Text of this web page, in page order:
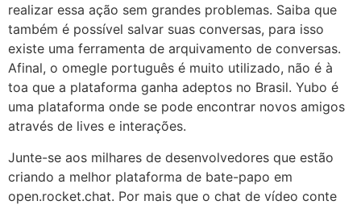
realizar essa ação sem grandes problemas. Saiba que
também é possível salvar suas conversas, para isso
existe uma ferramenta de arquivamento de conversas.
Afinal, o omegle português é muito utilizado, não é à
toa que a plataforma ganha adeptos no Brasil. Yubo é
uma plataforma onde se pode encontrar novos amigos
através de lives e interações.
Junte-se aos milhares de desenvolvedores que estão
criando a melhor plataforma de bate-papo em
open.rocket.chat. Por mais que o chat de vídeo conte